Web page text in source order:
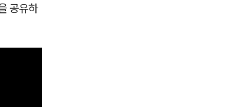
공유하